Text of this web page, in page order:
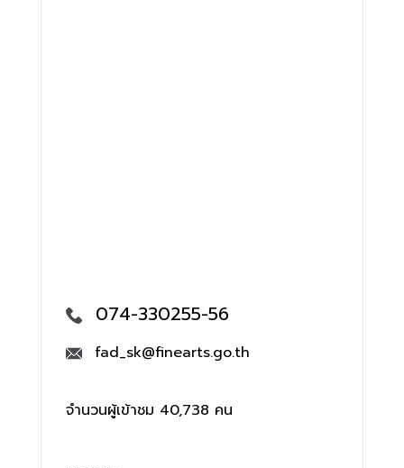
074-330255-56
fad_sk@finearts.go.th
จำนวนผู้เข้าชม 40,738 คน